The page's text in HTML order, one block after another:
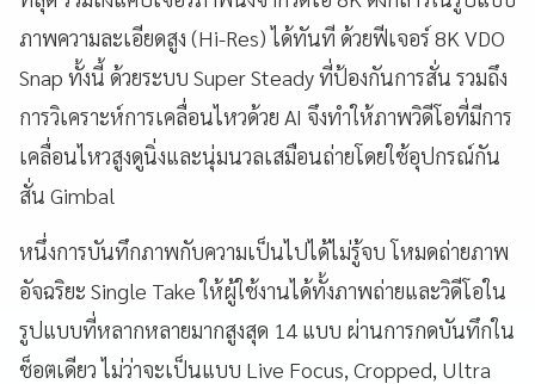
ภาพความละเอียดสูง (Hi-Res) ได้ทันที ด้วยฟีเจอร์ 8K VDO
Snap ทั้งนี้ ด้วยระบบ Super Steady ที่ป้องกันการสั่น รวมถึง
การวิเคราะห์การเคลื่อนไหวด้วย AI จึงทำให้ภาพวิดีโอที่มีการ
เคลื่อนไหวสูงดูนิ่งและนุ่มนวลเสมือนถ่ายโดยใช้อุปกรณ์กัน
สั่น Gimbal
หนึ่งการบันทึกภาพกับความเป็นไปได้ไม่รู้จบ โหมดถ่ายภาพ
อัจฉริยะ Single Take ให้ผู้ใช้งานได้ทั้งภาพถ่ายและวิดีโอใน
รูปแบบที่หลากหลายมากสูงสุด 14 แบบ ผ่านการกดบันทึกใน
ช็อตเดียว ไม่ว่าจะเป็นแบบ Live Focus, Cropped, Ultra